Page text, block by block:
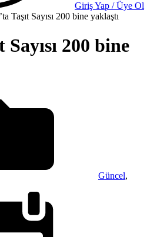
Giriş Yap / Üye Ol
Taşıt Sayısı 200 bine yaklaştı
Sayısı 200 bine
Güncel,